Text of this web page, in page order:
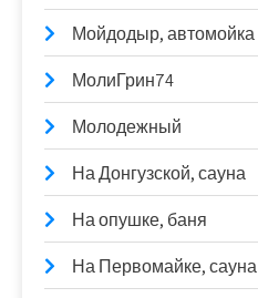
Мойдодыр, автомойка
МолиГрин74
Молодежный
На Донгузской, сауна
На опушке, баня
На Первомайке, сауна